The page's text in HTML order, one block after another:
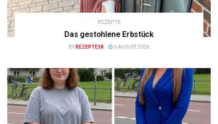
REZEPTE
Das gestohlene Erbstück
BY REZEPTE38 6 AUGUST 2026